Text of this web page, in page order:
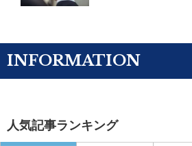
INFORMATION
人気記事ランキング